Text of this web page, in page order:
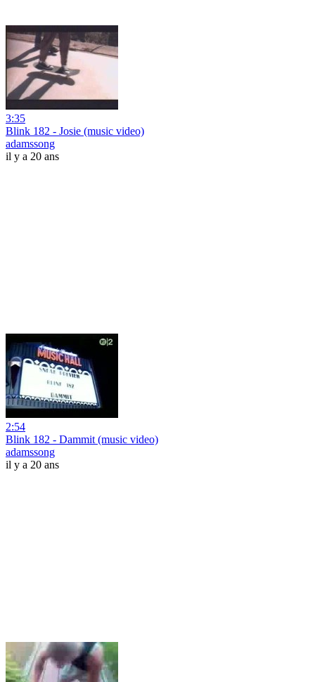
3:35
Blink 182 - Josie (music video)
adamssong
il y a 20 ans
2:54
Blink 182 - Dammit (music video)
adamssong
il y a 20 ans